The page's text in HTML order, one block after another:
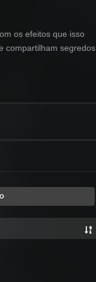
os efeitos que isso
compartilham segredos